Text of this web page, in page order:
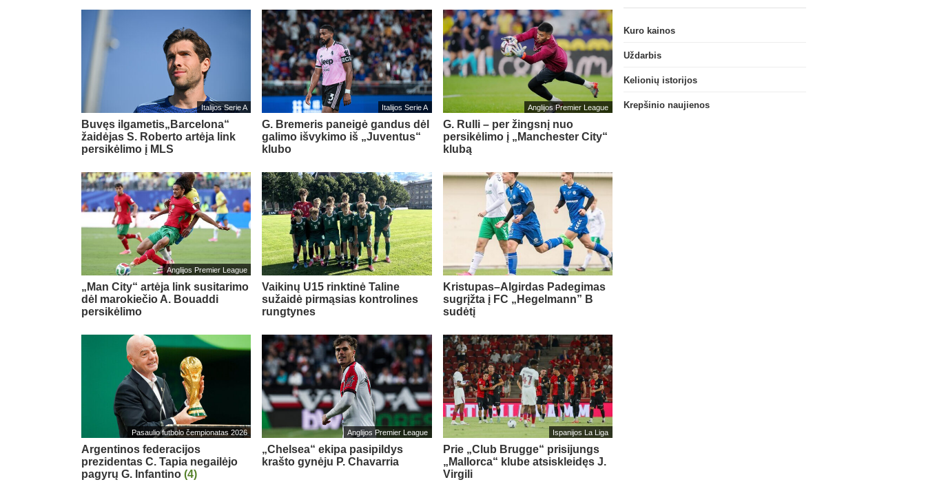
Italijos Serie A
Buvęs ilgametis„Barcelona“
žaidėjas S. Roberto artėja link
persikėlimo į MLS
Italijos Serie A
G. Bremeris paneigė gandus dėl
galimo išvykimo iš „Juventus“
klubo
Anglijos Premier League
G. Rulli – per žingsnį nuo
persikėlimo į „Manchester City“
klubą
Anglijos Premier League
„Man City“ artėja link susitarimo
dėl marokiečio A. Bouaddi
persikėlimo
Vaikinų U15 rinktinė Taline
sužaidė pirmąsias kontrolines
rungtynes
Kristupas–Algirdas Padegimas
sugrįžta į FC „Hegelmann” B
sudėtį
Pasaulio futbolo čempionatas 2026
Argentinos federacijos
prezidentas C. Tapia negailėjo
pagyrų G. Infantino (4)
Anglijos Premier League
„Chelsea“ ekipa pasipildys
krašto gynėju P. Chavarria
Ispanijos La Liga
Prie „Club Brugge“ prisijungs
„Mallorca“ klube atsiskleidęs J.
Virgili
Kuro kainos
Uždarbis
Kelionių istorijos
Krepšinio naujienos